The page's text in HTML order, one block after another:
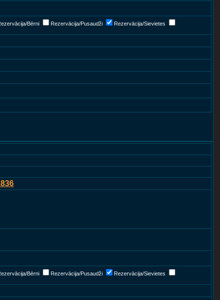
Bērni Rezervācija/Pusaudži Rezervācija/Sievietes
Bērni Rezervācija/Pusaudži Rezervācija/Sievietes